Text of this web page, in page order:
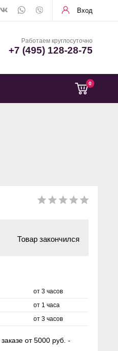
Вход
Работаем круглосуточно
+7 (495) 128-28-75
0
Товар закончился
от 3 часов
от 1 часа
от 3 часов
от 5000 руб. -